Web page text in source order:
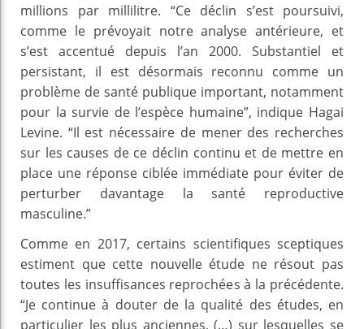
millions par millilitre. “Ce déclin s’est poursuivi,
comme le prévoyait notre analyse antérieure, et
s’est accentué depuis l’an 2000. Substantiel et
persistant, il est désormais reconnu comme un
problème de santé publique important, notamment
pour la survie de l’espèce humaine”, indique Hagai
Levine. “Il est nécessaire de mener des recherches
sur les causes de ce déclin continu et de mettre en
place une réponse ciblée immédiate pour éviter de
perturber davantage la santé reproductive
masculine.”
Comme en 2017, certains scientifiques sceptiques
estiment que cette nouvelle étude ne résout pas
toutes les insuffisances reprochées à la précédente.
“Je continue à douter de la qualité des études, en
particulier les plus anciennes, (…) sur lesquelles se